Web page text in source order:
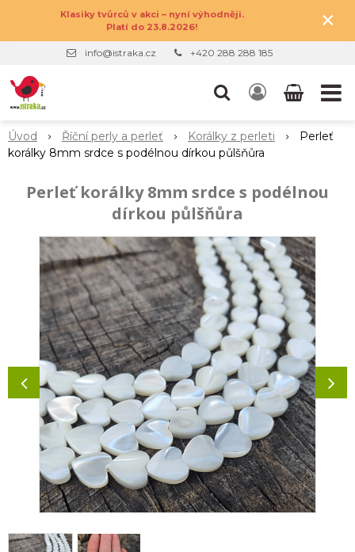
Klasiky tvůrců v akci – nyní výhodněji.
Platí do 23.8.2026!
×
info@istraka.cz +420 288 288 185
Úvod Říční perly a perleť Korálky z perleti
Perleť
korálky 8mm srdce s podélnou dírkou půlšňůra
Perleť korálky 8mm srdce s podélnou
dírkou půlšňůra